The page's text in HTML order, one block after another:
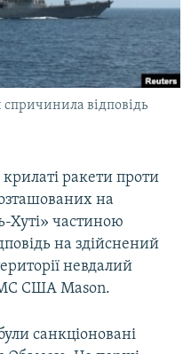
відповідь
ракети проти
на
Хуті» частиною
на здійснений
невдалий
США Mason.
санкціоновані